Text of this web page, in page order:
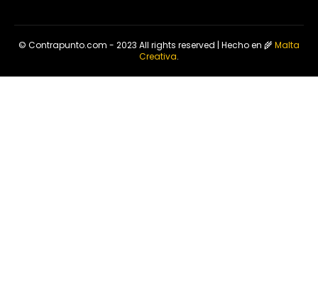
© Contrapunto.com - 2023 All rights reserved | Hecho en 🌾Malta
Creativa.